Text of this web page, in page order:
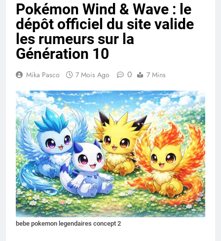
Pokémon Wind & Wave : le
dépôt officiel du site valide
les rumeurs sur la
Génération 10
Mika Pasco 7 Mois Ago 0 7 Mins
bebe pokemon legendaires concept 2